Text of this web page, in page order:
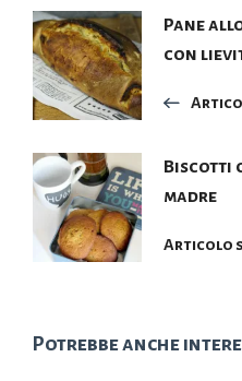
Navigazione
articoli
Pane
con
Biscotti
madre
Articolo
Potrebbe anche